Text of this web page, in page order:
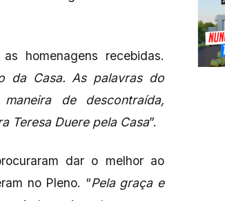
homenagens recebidas.
da Casa. As palavras do
de descontraída,
Teresa Duere pela Casa”.
dar o melhor ao
no Pleno. “Pela graça e